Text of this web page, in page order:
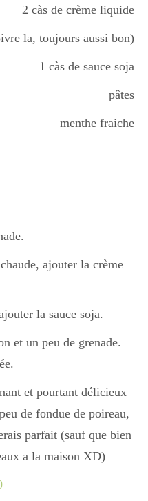
2 càs de crème liquide
la, toujours aussi bon)
1 càs de sauce soja
pâtes
menthe fraiche
ajouter la crème
la sauce soja.
et un peu de grenade.
et pourtant délicieux
de fondue de poireau,
parfait (sauf que bien
a la maison XD)